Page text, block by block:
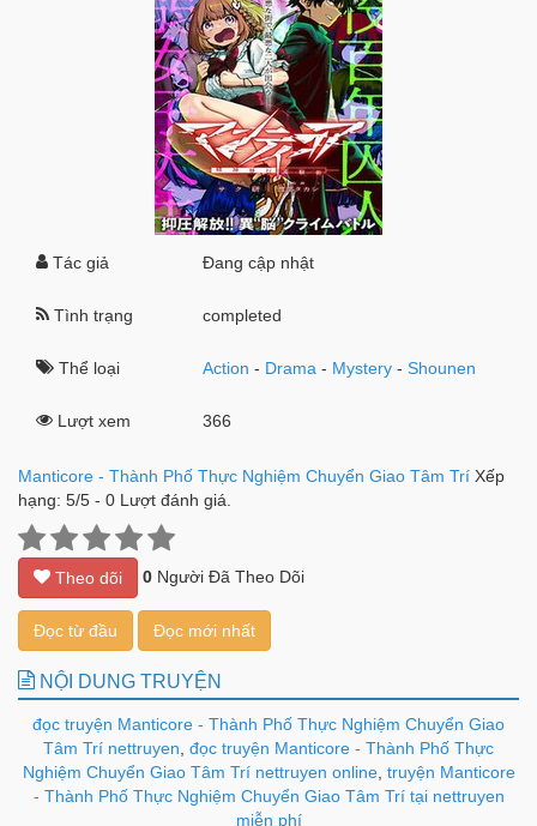
Tác giả Đang cập nhật
Tình trạng completed
Thể loại Action - Drama - Mystery -Shounen
Lượt xem 366
Manticore - Thành Phố Thực Nghiệm Chuyển Giao Tâm Trí Xếp
hạng: 5/5 - 0 Lượt đánh giá.
Theo dõi 0 Người Đã Theo Dõi
Đọc từ đầu Đọc mới nhất
NỘI DUNG TRUYỆN
đọc truyện Manticore - Thành Phố Thực Nghiệm Chuyển Giao
Tâm Trí nettruyen đọc truyện Manticore - Thành Phố Thực
Nghiệm Chuyển Giao Tâm Trí nettruyen online, truyện Manticore
- Thành Phố Thực Nghiệm Chuyển Giao Tâm Trí tại nettruyen
miễn phí